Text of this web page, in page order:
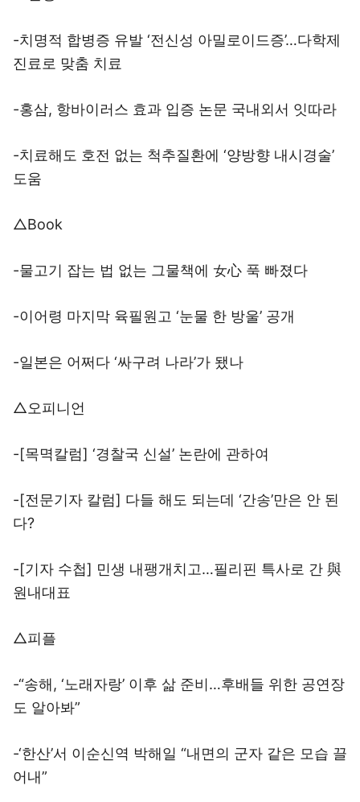
-치명적 합병증 유발 ‘전신성 아밀로이드증’…다학제
진료로 맞춤 치료
-홍삼, 항바이러스 효과 입증 논문 국내외서 잇따라
-치료해도 호전 없는 척추질환에 ‘양방향 내시경술’
도움
△Book
-물고기 잡는 법 없는 그물책에 女心 푹 빠졌다
-이어령 마지막 육필원고 ‘눈물 한 방울’ 공개
-일본은 어쩌다 ‘싸구려 나라’가 됐나
△오피니언
-[목멱칼럼] ‘경찰국 신설’ 논란에 관하여
-[전문기자 칼럼] 다들 해도 되는데 ‘간송’만은 안 된
다?
-[기자 수첩] 민생 내팽개치고…필리핀 특사로 간 與
원내대표
△피플
-“송해, ‘노래자랑’ 이후 삶 준비…후배들 위한 공연장
도 알아봐”
-‘한산’서 이순신역 박해일 “내면의 군자 같은 모습 끌
어내”